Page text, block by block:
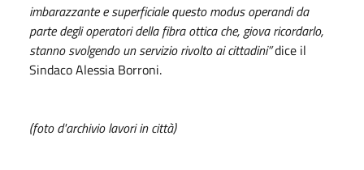
imbarazzante e superficiale questo modus operandi da
parte degli operatori della fibra ottica che, giova ricordarlo,
stanno svolgendo un servizio rivolto ai cittadini”dice il
Sindaco Alessia Borroni.
(foto d'archivio lavori in città)